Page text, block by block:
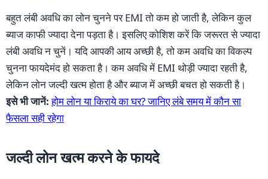
बहुत लंबी अवधि का लोन चुनने पर EMI तो कम हो जाती है, लेकिन कुल
ब्याज काफी ज्यादा देना पड़ता है। इसलिए कोशिश करें कि जरूरत से ज्यादा
लंबी अवधि न चुनें। यदि आपकी आय अच्छी है, तो कम अवधि का विकल्प
चुनना फायदेमंद हो सकता है। कम अवधि में EMI थोड़ी ज्यादा रहती है,
लेकिन लोन जल्दी खत्म होता है और ब्याज में अच्छी बचत हो सकती है।
इसे भी जानें: होम लोन या किराये का घर? जानिए लंबे समय में कौन सा
फैसला सही रहेगा
जल्दी लोन खत्म करने के फायदे